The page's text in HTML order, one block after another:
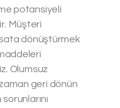
potansiyeli
Müşteri
dönüştürmek
Olumsuz
geri dönün